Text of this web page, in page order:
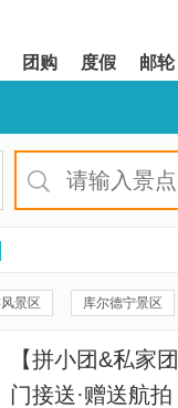
团购 度假 邮轮
景区 库尔德宁景区
阔克苏大峡谷
【拼小团&私家
门接送·赠送航